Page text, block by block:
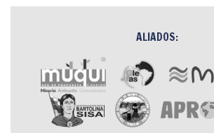
ALIADOS: